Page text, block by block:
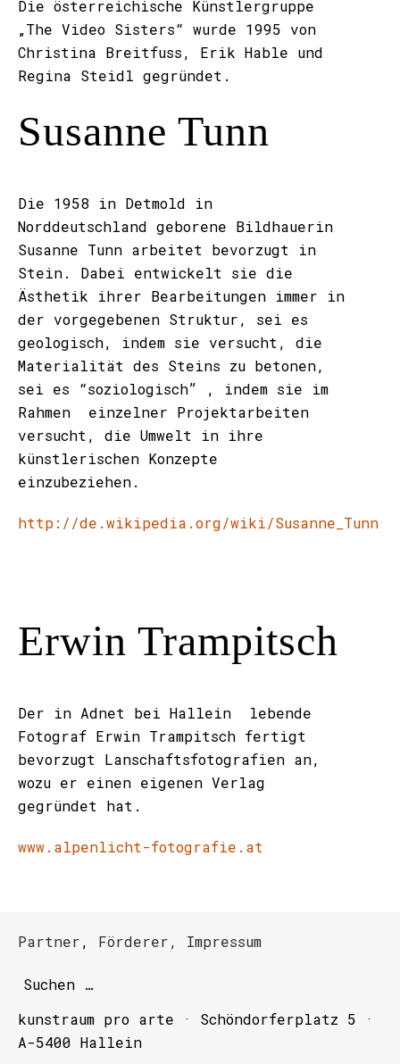
Die österreichische Künstlergruppe
„The Video Sisters“ wurde 1995 von
Christina Breitfuss, Erik Hable und
Regina Steidl gegründet.
Susanne Tunn
Die 1958 in Detmold in
Norddeutschland geborene Bildhauerin
Susanne Tunn arbeitet bevorzugt in
Stein. Dabei entwickelt sie die
Ästhetik ihrer Bearbeitungen immer in
der vorgegebenen Struktur, sei es
geologisch, indem sie versucht, die
Materialität des Steins zu betonen,
sei es “soziologisch” , indem sie im
Rahmen einzelner Projektarbeiten
versucht, die Umwelt in ihre
künstlerischen Konzepte
einzubeziehen.
http://de.wikipedia.org/wiki/Susanne_Tunn
Erwin Trampitsch
Der in Adnet bei Hallein lebende
Fotograf Erwin Trampitsch fertigt
bevorzugt Lanschaftsfotografien an,
wozu er einen eigenen Verlag
gegründet hat.
www.alpenlicht-fotografie.at
Partner, Förderer, Impressum
kunstraum pro arte · Schöndorferplatz 5 ·
A-5400 Hallein